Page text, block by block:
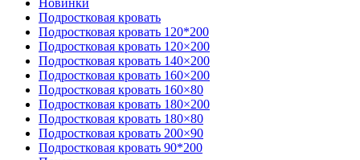
Новинки
Подростковая кровать
Подростковая кровать 120*200
Подростковая кровать 120×200
Подростковая кровать 140×200
Подростковая кровать 160×200
Подростковая кровать 160×80
Подростковая кровать 180×200
Подростковая кровать 180×80
Подростковая кровать 200×90
Подростковая кровать 90*200